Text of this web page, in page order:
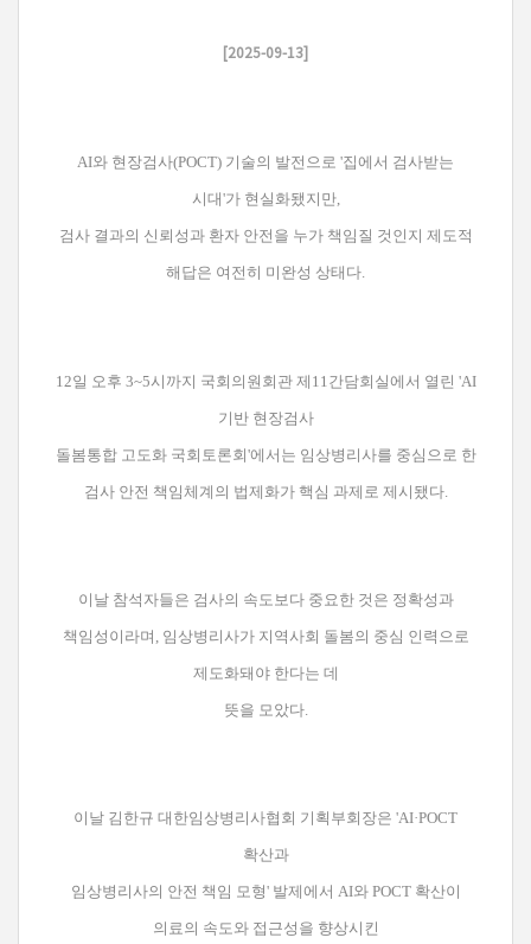
[2025-09-13]
AI와 현장검사(POCT) 기술의 발전으로 '집에서 검사받는
시대'가 현실화됐지만,
검사 결과의 신뢰성과 환자 안전을 누가 책임질 것인지 제도적
해답은 여전히 미완성 상태다.
12일 오후 3~5시까지 국회의원회관 제11간담회실에서 열린 'AI
기반 현장검사
돌봄통합 고도화 국회토론회'에서는 임상병리사를 중심으로 한
검사 안전 책임체계의 법제화가 핵심 과제로 제시됐다.
이날 참석자들은 검사의 속도보다 중요한 것은 정확성과
책임성이라며, 임상병리사가 지역사회 돌봄의 중심 인력으로
제도화돼야 한다는 데
뜻을 모았다.
이날 김한규 대한임상병리사협회 기획부회장은 'AI·POCT
확산과
임상병리사의 안전 책임 모형' 발제에서 AI와 POCT 확산이
의료의 속도와 접근성을 향상시킨